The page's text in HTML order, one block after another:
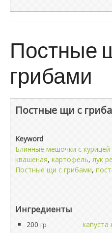
Постные
грибами
Постные щи с
Keyword
Блинные мешочки с курицей
квашеная, картофель, лук
Постные щи с грибами,
Ингредиенты
200 гр
капуста